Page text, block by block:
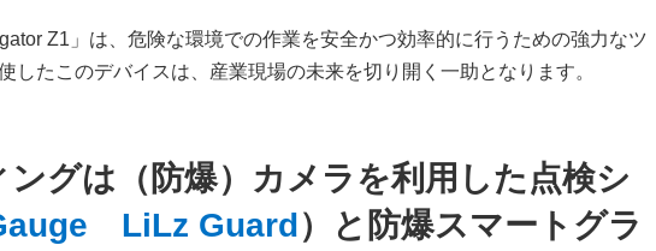
Z1」は、危険な環境での作業を安全かつ効率的に行うための強力なツ
したこのデバイスは、産業現場の未来を切り開く一助となります。
グは（防爆）カメラを利用した点検シ
LiLz Guard）と防爆スマートグラ